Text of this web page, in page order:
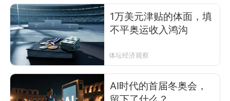
1万美元津贴的体面，填
不平奥运收入鸿沟
体坛经济观察
AI时代的首届冬奥会，